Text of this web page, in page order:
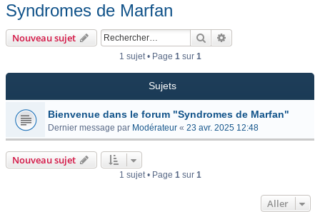
Syndromes de Marfan
Nouveau sujet Rechercher
1 sujet • Page 1sur 1
Sujets
Bienvenue dans le forum "Syndromes de Marfan"
Dernier message par Modérateur « 23 avr. 2025 12:48
Nouveau sujet
1 sujet • Page 1sur 1
Aller